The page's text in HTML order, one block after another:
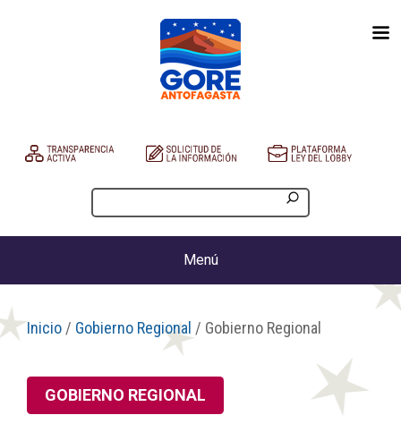
Menú
Inicio / Gobierno Regional / Gobierno Regional
GOBIERNO REGIONAL